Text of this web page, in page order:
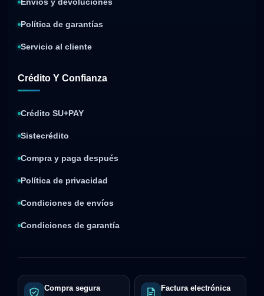
Envíos y devoluciones
Política de garantías
Servicio al cliente
Crédito Y Confianza
Crédito SU+PAY
Sistecrédito
Compra y paga después
Política de privacidad
Condiciones de envíos
Condiciones de garantía
Compra segura Factura electrónica